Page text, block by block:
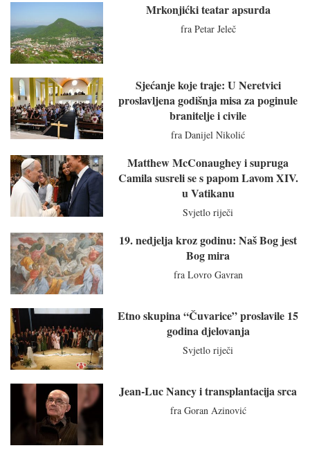
Mrkonjićki teatar apsurda
fra Petar Jeleč
Sjećanje koje traje: U Neretvici
proslavljena godišnja misa za poginule
branitelje i civile
fra Danijel Nikolić
Matthew McConaughey i supruga
Camila susreli se s papom Lavom XIV.
u Vatikanu
Svjetlo riječi
19. nedjelja kroz godinu: Naš Bog jest
Bog mira
fra Lovro Gavran
Etno skupina “Čuvarice” proslavile 15
godina djelovanja
Svjetlo riječi
Jean-Luc Nancy i transplantacija srca
fra Goran Azinović